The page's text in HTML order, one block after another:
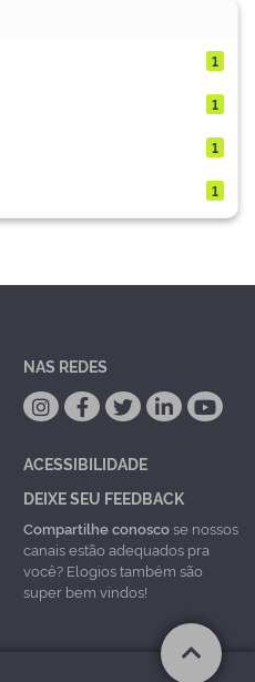
1
1
1
1
NAS REDES
ACESSIBILIDADE
DEIXE SEU FEEDBACK
Compartilhe conoscose nossos
canais estão adequados pra
você? Elogios também são
super bem vindos!